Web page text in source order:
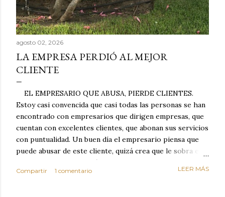
agosto 02, 2026
LA EMPRESA PERDIÓ AL MEJOR
CLIENTE
EL EMPRESARIO QUE ABUSA, PIERDE CLIENTES.
Estoy casi convencida que casi todas las personas se han
encontrado con empresarios que dirigen empresas, que
cuentan con excelentes clientes, que abonan sus servicios
con puntualidad. Un buen día el empresario piensa que
puede abusar de este cliente, quizá crea que le sobra el
dinero porque la mayoría de los otros pagan mal y
tarde y en ocasiones ni abonan los servicios. Cuando una
Compartir 1 comentario LEER MÁS